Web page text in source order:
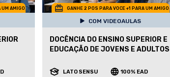
UM AMIGO GANHE 2 POS PARA VOCE +1 PARA UM AMIGO
COM VIDEOAULAS
DOCÊNCIA DO ENSINO SUPERIOR E
EDUCAÇÃO DE JOVENS E ADULTOS
LATO SENSU 100% EAD